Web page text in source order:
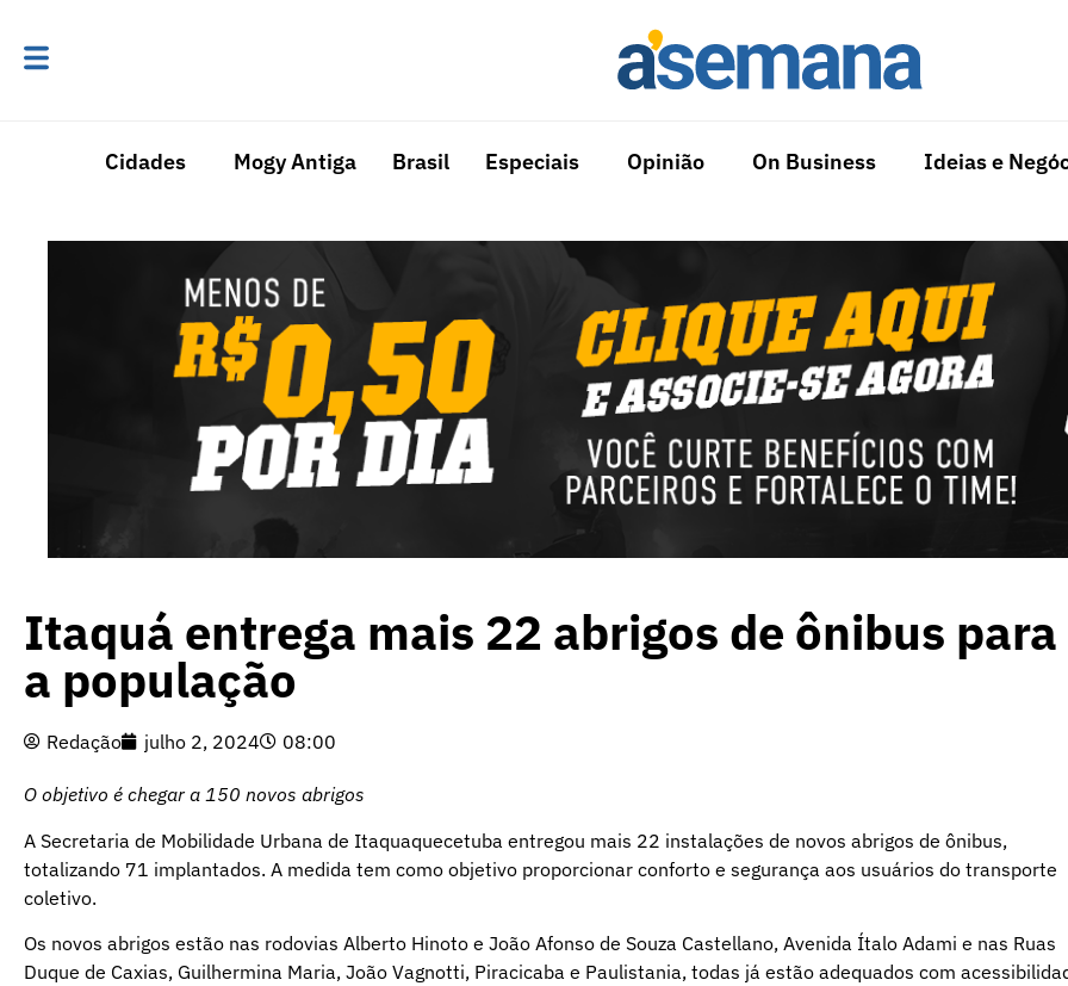
Cidades Mogy Antiga Brasil Especiais Opinião On Business Ideias e
Itaquá entrega mais 22 abrigos de ônibus para
a população
Redação julho 2, 2024 08:00
O objetivo é chegar a 150 novos abrigos
A Secretaria de Mobilidade Urbana de Itaquaquecetuba entregou mais 22 instalações de novos abrigos de ônibus,
totalizando 71 implantados. A medida tem como objetivo proporcionar conforto e segurança aos usuários do transporte
coletivo.
Os novos abrigos estão nas rodovias Alberto Hinoto e João Afonso de Souza Castellano, Avenida Ítalo Adami e nas Ruas
Duque de Caxias, Guilhermina Maria, João Vagnotti, Piracicaba e Paulistania, todas já estão adequados com